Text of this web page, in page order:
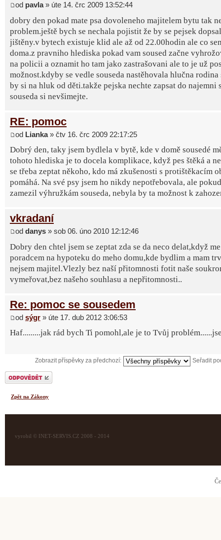
od pavla» úte 14. črc 2009 13:52:44
dobry den pokad mate psa dovoleneho majitelem bytu tak
problem.ještě bych se nechala pojistit že by se pejsek
jištěny.v bytech existuje klid ale až od 22.00hodin ale co
doma.z pravniho hlediska pokad vam soused začne
na policii a oznamit ho tam jako zastrašovani ale to je už
možnost.kdyby se vedle souseda nastěhovala hlučna rodina
by si na hluk od děti.takže pejska nechte zapsat do najemni
souseda si nevšimejte.
RE: pomoc
od Lianka» čtv 16. črc 2009 22:17:25
Dobrý den, taky jsem bydlela v bytě, kde v domě sousedé
tohoto hlediska je to docela komplikace, když pes štěká a
se třeba zeptat někoho, kdo má zkušenosti s protištěkacím
pomáhá. Na své psy jsem ho nikdy nepotřebovala, ale
zamezil výhružkám souseda, nebyla by ta možnost k
vkradaní
od danys » sob 06. úno 2010 12:12:46
Dobry den chtel jsem se zeptat zda se da neco delat,když
poradcem na hypoteku do meho domu,kde bydlim a mam
nejsem majitel.Vlezly bez naší přitomnosti fotit naše
vymeřovat,bez našeho souhlasu a nepřitomnosti..
Re: pomoc se sousedem
od sýgr » úte 17. dub 2012 3:06:53
Haf.........jak rád bych Ti pomohl,ale je to Tvůj
Zobrazit příspěvky za předchozí: Seřadit
Odeslat odpověď
Zpět na Zákony
vyrobil © INET-SERVIS.CZ 2008 - 2014